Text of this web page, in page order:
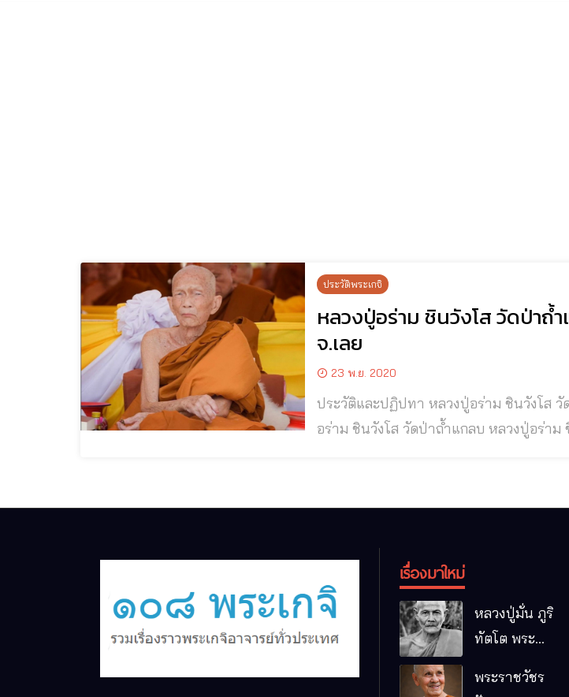
ประวัติพระเกจิ
หลวงปู่อร่าม ชินวังโส วัดป่าถ้
จ.เลย
23 พ.ย. 2020
ประวัติและปฏิปทา หลวงปู่อร่าม ชินวังโส วัดป่
อร่าม ชินวังโส วัดป่าถ้ำแกลบ หลวงปู่อร่าม ชินวังโส เดิมชื่อ นายอร่าม ศรีคำมี พื้นเพต้นตระกูลของท่านเป็นชาว
เรื่องมาใหม่
หลวงปู่มั่น ภูริ
ทัตโต พระ
พระราชวัชร